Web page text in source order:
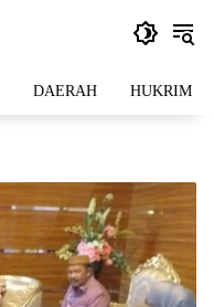
DAERAH HUKRIM